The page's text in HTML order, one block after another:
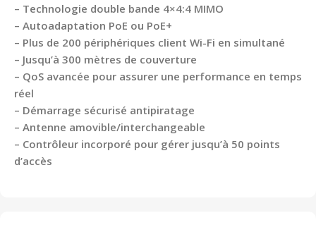
– Technologie double bande 4×4:4 MIMO
– Autoadaptation PoE ou PoE+
– Plus de 200 périphériques client Wi-Fi en simultané
– Jusqu’à 300 mètres de couverture
– QoS avancée pour assurer une performance en temps
réel
– Démarrage sécurisé antipiratage
– Antenne amovible/interchangeable
– Contrôleur incorporé pour gérer jusqu’à 50 points
d’accès